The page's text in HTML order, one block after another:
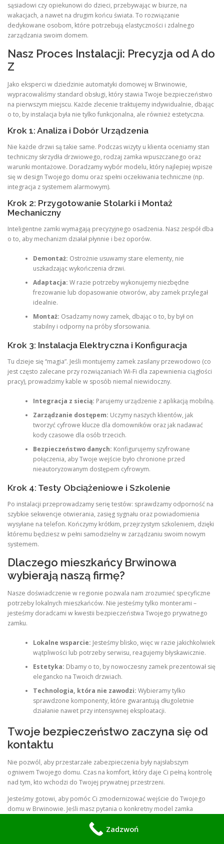
sąsiadowi czy opiekunowi do dzieci, przebywając w biurze, na
wakacjach, a nawet na drugim końcu świata. To rozwiązanie
dedykowane osobom, które potrzebują elastyczności i zdalnego
zarządzania swoim domem.
Nasz Proces Instalacji: Precyzja od A do
Z
Jako eksperci w dziedzinie automatyki domowej w Brwinowie,
wypracowaliśmy standard obsługi, który stawia Twoje bezpieczeństwo
na pierwszym miejscu. Każde zlecenie traktujemy indywidualnie, dbając
o to, by instalacja była nie tylko funkcjonalna, ale również estetyczna.
Krok 1: Analiza i Dobór Urządzenia
Nie każde drzwi są takie same. Podczas wizyty u klienta oceniamy stan
techniczny skrzydła drzwiowego, rodzaj zamka wpuszczanego oraz
warunki montażowe. Doradzamy wybór modelu, który najlepiej wpisze
się w design Twojego domu oraz spełni oczekiwania techniczne (np.
integracja z systemem alarmowym).
Krok 2: Przygotowanie Stolarki i Montaż
Mechaniczny
Inteligentne zamki wymagają precyzyjnego osadzenia. Nasz zespół dba
o to, aby mechanizm działał płynnie i bez oporów.
Demontaż: Ostrożnie usuwamy stare elementy, nie
uszkadzając wykończenia drzwi.
Adaptacja: W razie potrzeby wykonujemy niezbędne
frezowanie lub dopasowanie otworów, aby zamek przylegał
idealnie.
Montaż: Osadzamy nowy zamek, dbając o to, by był on
stabilny i odporny na próby sforsowania.
Krok 3: Instalacja Elektryczna i Konfiguracja
Tu dzieje się “magia”. Jeśli montujemy zamek zasilany przewodowo (co
jest często zalecane przy rozwiązaniach Wi-Fi dla zapewnienia ciągłości
pracy), prowadzimy kable w sposób niemal niewidoczny.
Integracja z siecią: Parujemy urządzenie z aplikacją mobilną.
Zarządzanie dostępem: Uczymy naszych klientów, jak
tworzyć cyfrowe klucze dla domowników oraz jak nadawać
kody czasowe dla osób trzecich.
Bezpieczeństwo danych: Konfigurujemy szyfrowane
połączenia, aby Twoje wejście było chronione przed
nieautoryzowanym dostępem cyfrowym.
Krok 4: Testy Obciążeniowe i Szkolenie
Po instalacji przeprowadzamy serię testów: sprawdzamy odporność na
szybkie sekwencje otwierania, zasięg sygnału oraz powiadomienia
wysyłane na telefon. Kończymy krótkim, przejrzystym szkoleniem, dzięki
któremu będziesz w pełni samodzielny w zarządzaniu swoim nowym
systemem.
Dlaczego mieszkańcy Brwinowa
wybierają naszą firmę?
Nasze doświadczenie w regionie pozwala nam zrozumieć specyficzne
potrzeby lokalnych mieszkańców. Nie jesteśmy tylko monterami –
jesteśmy doradcami w kwestii bezpieczeństwa Twojego prywatnego
zamku.
Lokalne wsparcie: Jesteśmy blisko, więc w razie jakichkolwiek
wątpliwości lub potrzeby serwisu, reagujemy błyskawicznie.
Estetyka: Dbamy o to, by nowoczesny zamek prezentował się
elegancko na Twoich drzwiach.
Technologia, która nie zawodzi: Wybieramy tylko
sprawdzone komponenty, które gwarantują długoletnie
działanie nawet przy intensywnej eksploatacji.
Twoje bezpieczeństwo zaczyna się od
kontaktu
Nie pozwól, aby przestarzałe zabezpieczenia były najsłabszym
ogniwem Twojego domu. Czas na komfort, który daje Ci pełną kontrolę
nad tym, kto wchodzi do Twojej prywatnej przestrzeni.
Jesteśmy gotowi, aby pomóc Ci zmodernizować wejście do Twojego
domu w Brwinowie. Jeśli masz pytania o konkretny model zamka
instalacji, skontaktuj się z naszym zespołem:
Zadzwoń